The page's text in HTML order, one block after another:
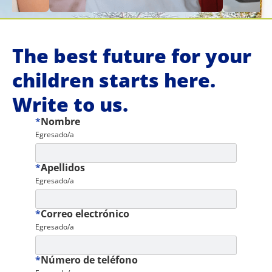
The best future for your
children starts here.
Write to us.
Nombre
*
Egresado/a
Apellidos
*
Egresado/a
Correo electrónico
*
Egresado/a
Número de teléfono
*